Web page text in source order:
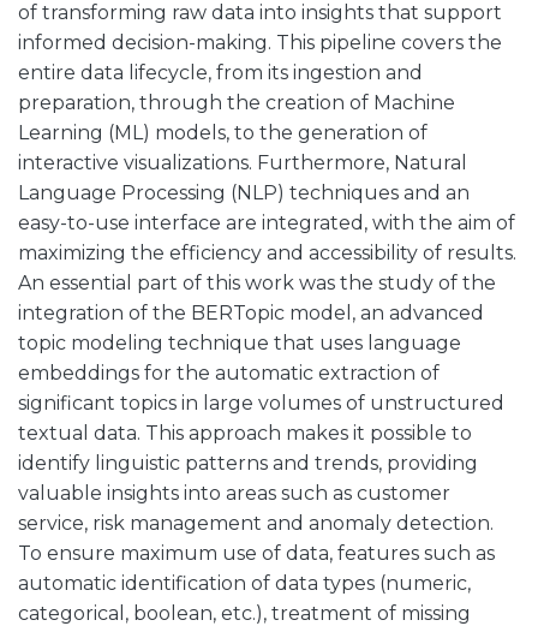
of transforming raw data into insights that support
informed decision-making. This pipeline covers the
entire data lifecycle, from its ingestion and
preparation, through the creation of Machine
Learning (ML) models, to the generation of
interactive visualizations. Furthermore, Natural
Language Processing (NLP) techniques and an
easy-to-use interface are integrated, with the aim of
maximizing the efficiency and accessibility of results.
An essential part of this work was the study of the
integration of the BERTopic model, an advanced
topic modeling technique that uses language
embeddings for the automatic extraction of
significant topics in large volumes of unstructured
textual data. This approach makes it possible to
identify linguistic patterns and trends, providing
valuable insights into areas such as customer
service, risk management and anomaly detection.
To ensure maximum use of data, features such as
automatic identification of data types (numeric,
categorical, boolean, etc.), treatment of missing